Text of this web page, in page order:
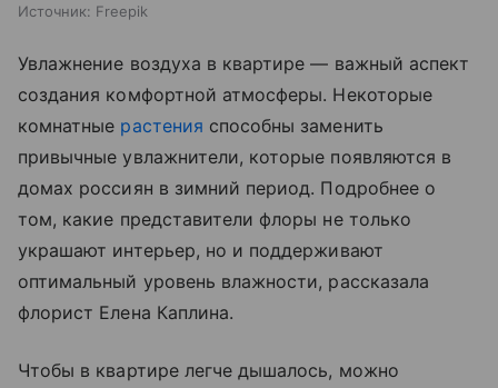
Источник: Freepik
Увлажнение воздуха в квартире — важный аспект
создания комфортной атмосферы. Некоторые
комнатные растения способны заменить
привычные увлажнители, которые появляются в
домах россиян в зимний период. Подробнее о
том, какие представители флоры не только
украшают интерьер, но и поддерживают
оптимальный уровень влажности, рассказала
флорист Елена Каплина.
Чтобы в квартире легче дышалось, можно